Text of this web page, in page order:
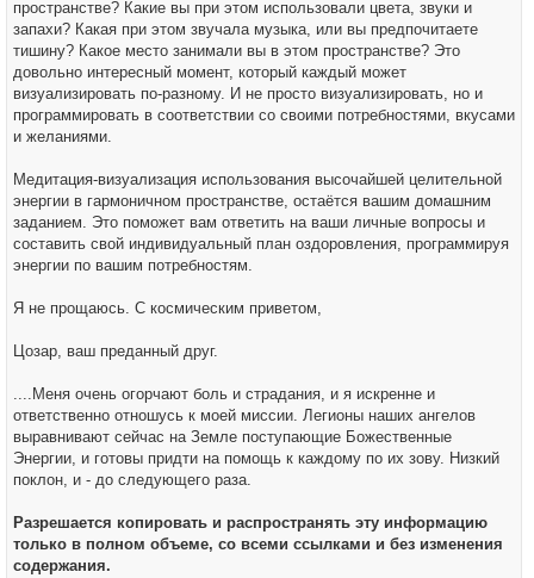
пространстве? Какие вы при этом использовали цвета, звуки и
запахи? Какая при этом звучала музыка, или вы предпочитаете
тишину? Какое место занимали вы в этом пространстве? Это
довольно интересный момент, который каждый может
визуализировать по-разному. И не просто визуализировать, но и
программировать в соответствии со своими потребностями, вкусами
и желаниями.
Медитация-визуализация использования высочайшей целительной
энергии в гармоничном пространстве, остаётся вашим домашним
заданием. Это поможет вам ответить на ваши личные вопросы и
составить свой индивидуальный план оздоровления, программируя
энергии по вашим потребностям.
Я не прощаюсь. С космическим приветом,
Цозар, ваш преданный друг.
....Меня очень огорчают боль и страдания, и я искренне и
ответственно отношусь к моей миссии. Легионы наших ангелов
выравнивают сейчас на Земле поступающие Божественные
Энергии, и готовы придти на помощь к каждому по их зову. Низкий
поклон, и - до следующего раза.
Разрешается копировать и распространять эту информацию
только в полном объеме, со всеми ссылками и без изменения
содержания.